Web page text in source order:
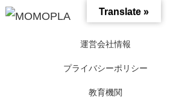
運営会社情報
プライバシーポリシー
教育機関
Translate »